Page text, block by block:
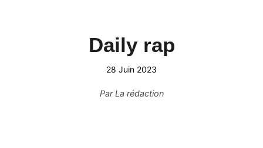
Daily rap
28 Juin 2023
ParLa rédaction